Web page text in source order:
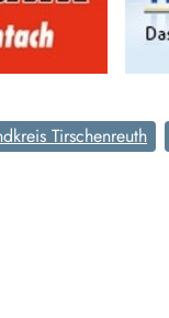
Tirschenreuth